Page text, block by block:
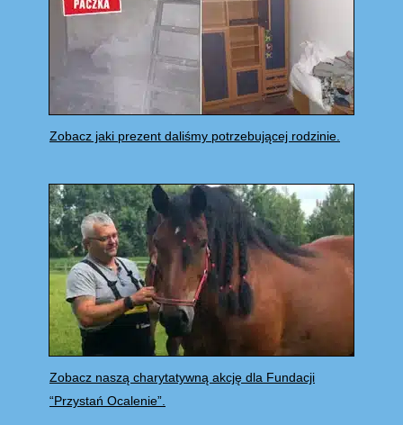
Zobacz jaki prezent daliśmy potrzebującej rodzinie.
Zobacz naszą charytatywną akcję dla Fundacji
“Przystań Ocalenie”.